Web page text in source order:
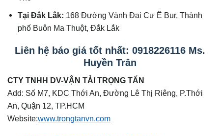
Tại Đắk Lắk: 168 Đường Vành Đai Cư Ê Bur, Thành
phố Buôn Ma Thuột, Đắk Lắk
Liên hệ báo giá tốt nhất: 0918226116 Ms.
Huyền Trân
CTY TNHH DV-VẬN TẢI TRỌNG TẤN
Add: Số M7, KDC Thới An, Đường Lê Thị Riêng, P.Thới
An, Quận 12, TP.HCM
Website:www.trongtanvn.com